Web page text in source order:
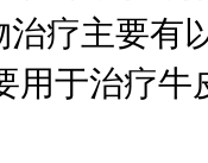
疗主要有
用于治疗